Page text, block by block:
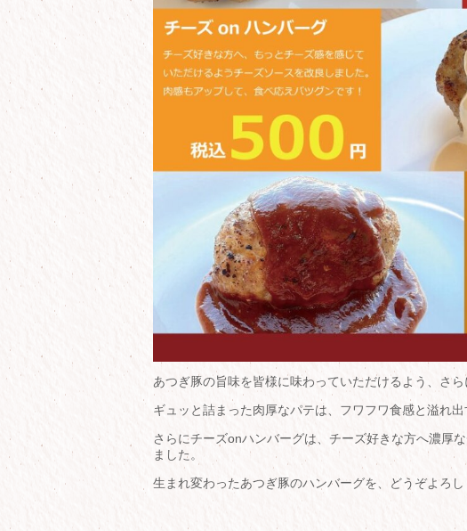
あつぎ豚の旨味を皆様に味わっていただけるよう、さ
ギュッと詰まった肉厚なパテは、フワフワ食感と溢れ出
さらにチーズonハンバーグは、チーズ好きな方へ濃厚
ました。
生まれ変わったあつぎ豚のハンバーグを、どうぞよろし